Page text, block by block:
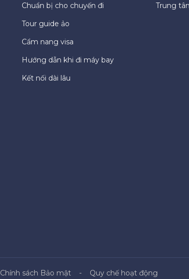
Chuẩn bị cho chuyến đi
Tour guide ảo
Cẩm nang visa
Hướng dẫn khi đi máy bay
Kết nối dài lâu
Trung
Chính sách Bảo mật
Quy chế hoạt động